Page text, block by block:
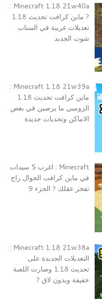
Minecraft 1.18 21w40a :
? ماين كرافت تحديث 1.18
تعديلات غريبة في السناب
شوت الجديد
Minecraft 1.18 21w39a :
ماين كرافت تحديث 1.18
الزومبي ما يرصبن في بعض
الاماكن وتحديات جديدة
Minecraft : اغرب 5 سيدات
في ماين كرافت الجوال راح
تفجر عقلك ? الجزء 9
Minecraft 1.18 21w38a :
التعديلات الجدبدة على
تحديث 1.18 وصارت اللعبة
خفيفة وبدون لاق ?